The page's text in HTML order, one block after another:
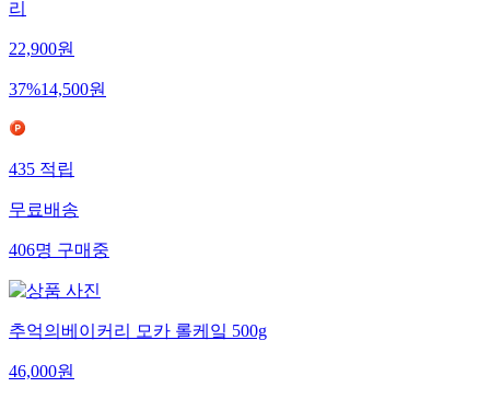
리
22,900원
37%14,500원
435적립
무료배송
406명구매중
추억의베이커리 모카 롤케잌 500g
46,000원